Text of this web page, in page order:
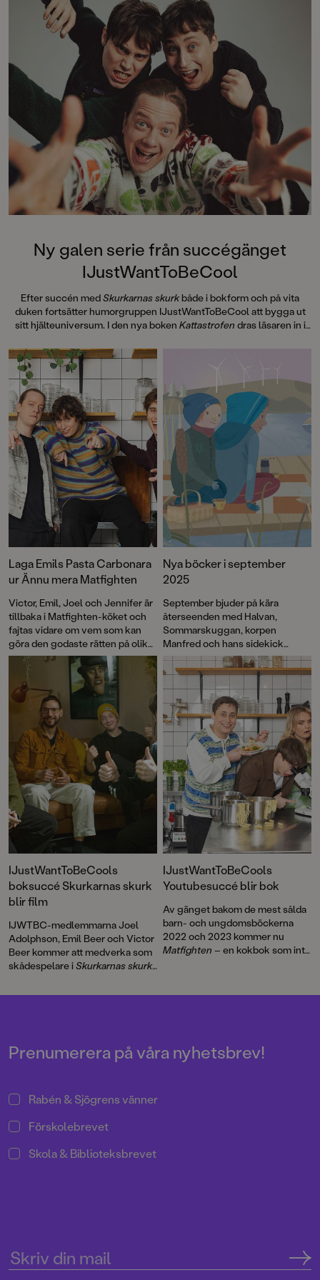
århundradets kokbok, det är även
årtusendets bok, alla
kategorier.”Victor Beer
Ny galen serie från succégänget
IJustWantToBeCool
Efter succén medSkurkarnas skurkbåde i bokform och på vita
duken fortsätter humorgruppen IJustWantToBeCool att bygga ut
sitt hjälteuniversum. I den nya boken Kattastrofen dras läsaren in i
riskerar att utlösa den ultimata katastrofen: miljarder katter på väg
Laga Emils Pasta Carbonara
ur Ännu mera Matfighten
Victor, Emil, Joel och Jennifer är
tillbaka i Matfighten-köket och
fajtas vidare om vem som kan
göra den godaste rätten på olika
teman. Domare Ara övervakar
det hela och överraskar med att
ge Victor vinsten för en av hans
rätter! Läsaren får också lära sig
tillaga sushiris och världens
dyraste kött, veta vad en
gräddsifon är och livsviktiga
fakta om carbonara-mannen.
Ännu mera Matfighteninnehåller
32 recept och åtta fajter att testa
hemma: hamburgare, sushi,
carbonara, vegetariskt, thai, fisk,
kött och tårta. Vi bjuder på ett av
Emils recept ur boken!
Nya böcker i september
2025
September bjuder på kära
återseenden med Halvan,
Sommarskuggan, korpen
Manfred och hans sidekick
Måses. Vi får också lära känna
den knasiga familjen
Tvärtomsson och Krom och
Nea, en cromagnonpojke och en
neandertalarflicka som blir
vänner mot alla odds. Dessutom
kan vi läsa om mystiska drakar,
giftiga djur, Sveriges historia och
ta del av ännu fler recept av
Victor, Emil, Joel och Jennifer
som är tillbaka i Matfighten-
köket. Och mycket, mycket mer!
IJustWantToBeCools
boksuccé Skurkarnas skurk
blir film
IJWTBC-medlemmarna Joel
Adolphson, Emil Beer och Victor
Beer kommer att medverka som
skådespelare iSkurkarnas skurk
januari 2026.
IJustWantToBeCools
Youtubesuccé blir bok
Av gänget bakom de mest sålda
barn- och ungdomsböckerna
2022 och 2023 kommer nu
Matfighten – en kokbok som inte
Prenumerera på våra nyhetsbrev!
Rabén & Sjögrens vänner
Förskolebrevet
Skola & Biblioteksbrevet